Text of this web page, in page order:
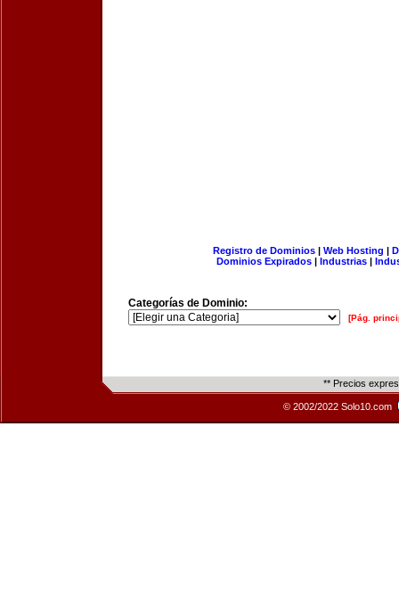
Registro de Dominios| Web Hosting |
Dominios Expirados | Industrias |
Categorías de Dominio:
[Pág.
** Precios
© 2002/2022 Solo10.com